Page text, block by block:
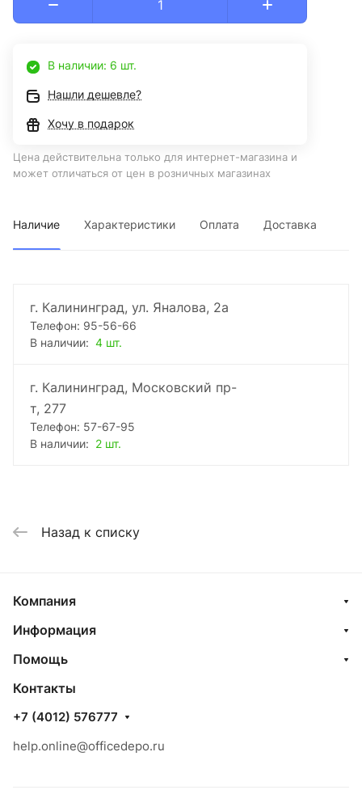
В наличии: 6 шт.
Нашли дешевле?
Хочу в подарок
Цена действительна только для интернет-магазина и
может отличаться от цен в розничных магазинах
Наличие Характеристики Оплата Доставка
г. Калининград, ул. Яналова, 2а
Телефон: 95-56-66
В наличии: 4 шт.
г. Калининград, Московский пр-
т, 277
Телефон: 57-67-95
В наличии: 2 шт.
Назад к списку
Компания
Информация
Помощь
Контакты
+7 (4012) 576777
help.online@officedepo.ru